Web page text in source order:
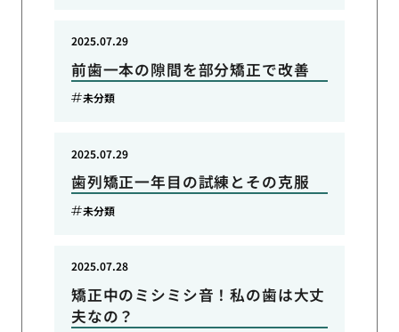
前歯一本の隙間を部分矯正で改善
2025.07.29
未分類
歯列矯正一年目の試練とその克服
2025.07.29
未分類
矯正中のミシミシ音！私の歯は大丈
夫なの？
2025.07.28